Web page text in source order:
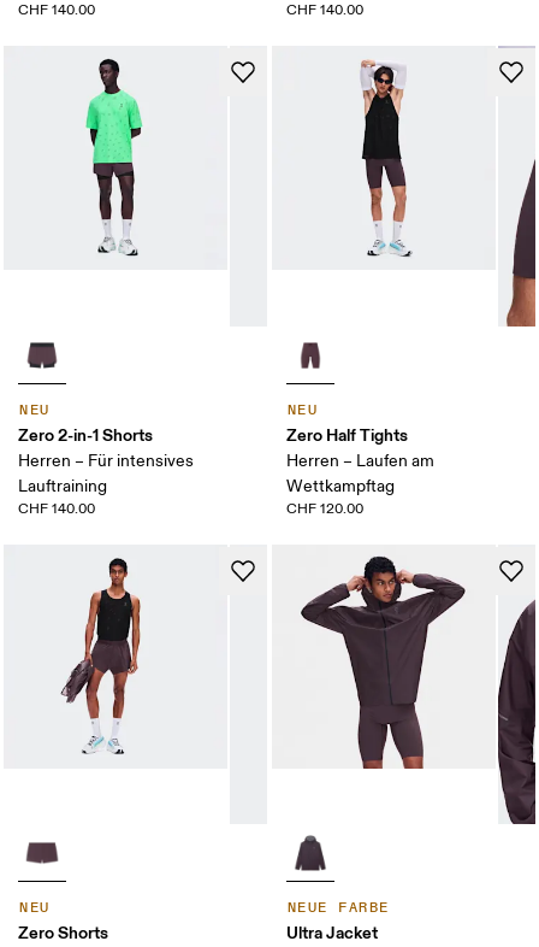
CHF 140.00 CHF 140.00
NEU
Zero 2-in-1 Shorts
Herren – Für intensives
Lauftraining
CHF 140.00
NEU
Zero Half Tights
Herren – Laufen am
Wettkampftag
CHF 120.00
NEU
Zero Shorts
NEUE FARBE
Ultra Jacket